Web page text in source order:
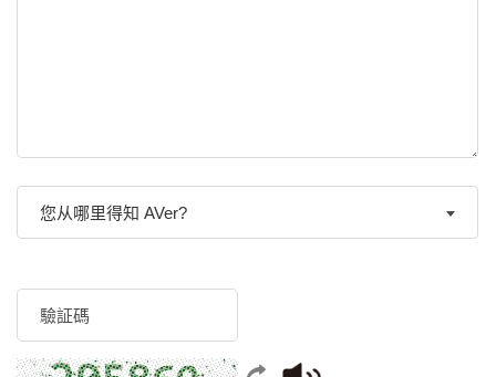
您从哪里得知 AVer?